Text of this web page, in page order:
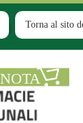
Torna al sito